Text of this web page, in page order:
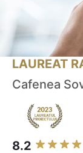
LAUREAT
Cafenea
8.2